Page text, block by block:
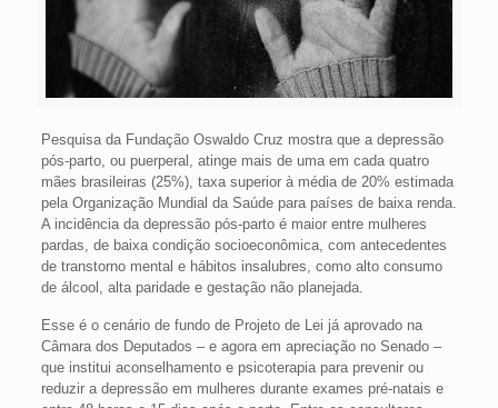
Pesquisa da Fundação Oswaldo Cruz mostra que a depressão
pós-parto, ou puerperal, atinge mais de uma em cada quatro
mães brasileiras (25%), taxa superior à média de 20% estimada
pela Organização Mundial da Saúde para países de baixa renda.
A incidência da depressão pós-parto é maior entre mulheres
pardas, de baixa condição socioeconômica, com antecedentes
de transtorno mental e hábitos insalubres, como alto consumo
de álcool, alta paridade e gestação não planejada.
Esse é o cenário de fundo de Projeto de Lei já aprovado na
Câmara dos Deputados – e agora em apreciação no Senado –
que institui aconselhamento e psicoterapia para prevenir ou
reduzir a depressão em mulheres durante exames pré-natais e